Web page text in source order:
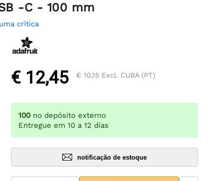
-C - 100 mm
crítica
€ 12,45 € 10,15 Excl. CUBA (PT)
100 no depósito externo
Entregue em 10 a 12 dias
notificação de estoque